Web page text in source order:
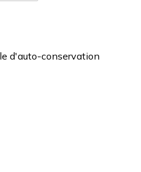
d'auto-conservation